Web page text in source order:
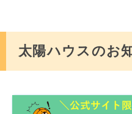
太陽ハウスのお